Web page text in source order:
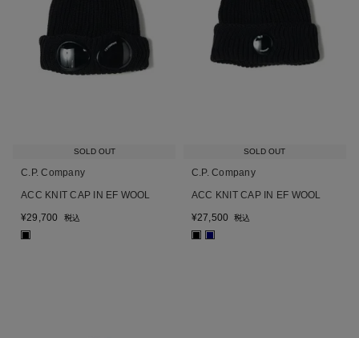
SOLD OUT
C.P. Company
ACC KNIT CAP IN EF WOOL
¥29,700 税込
■
SOLD OUT
C.P. Company
ACC KNIT CAP IN EF WOOL
¥27,500 税込
■ ■